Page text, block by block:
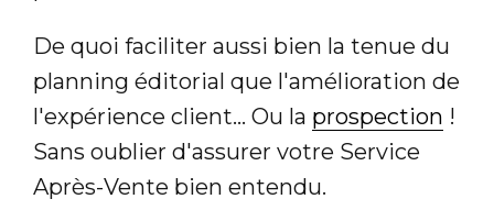
De quoi faciliter aussi bien la tenue du
planning éditorial que l'amélioration de
l'expérience client... Ou la prospection !
Sans oublier d'assurer votre Service
Après-Vente bien entendu.